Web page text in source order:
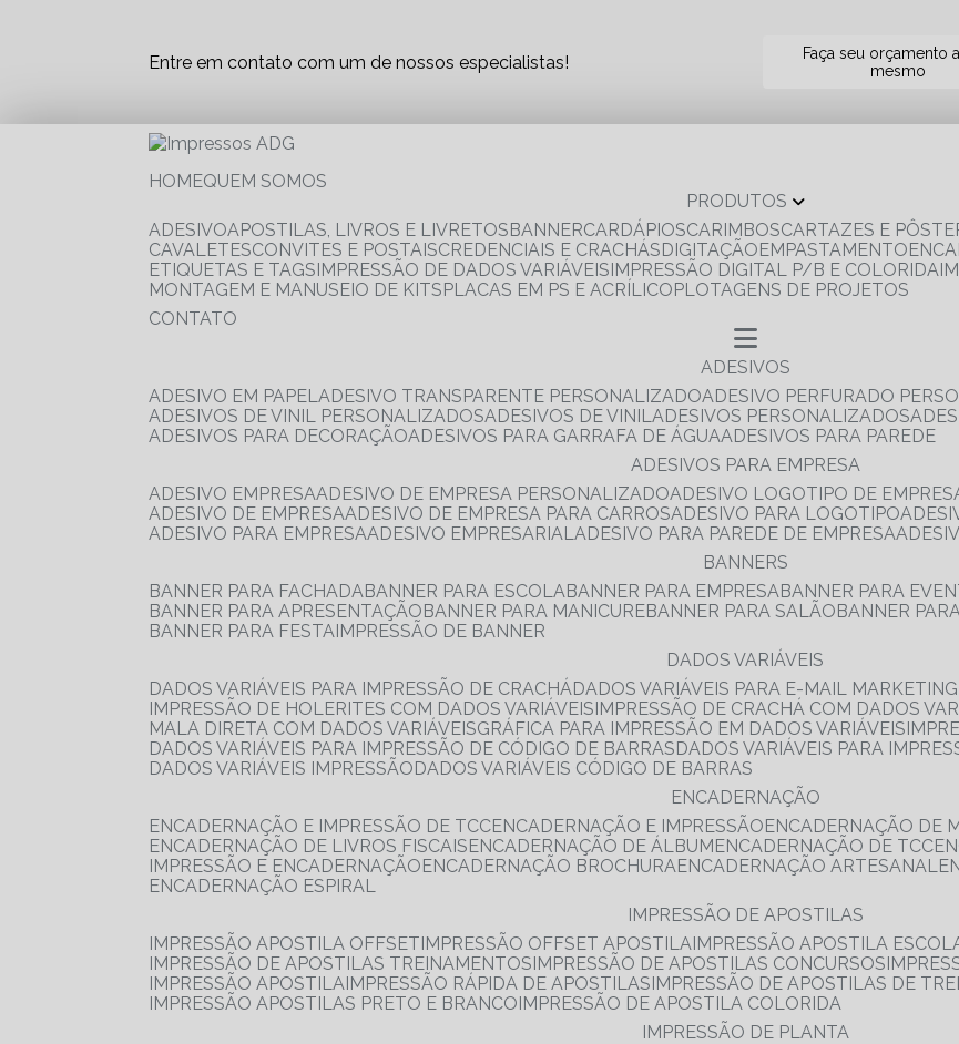
Entre em contato com um de nossos especialistas!
Faça seu orçamento
mesmo
HOME
QUEM SOMOS
PRODUTOS
ADESIVO
APOSTILAS, LIVROS E LIVRETOS BANNER CARDÁPIOS CARIMBOS CARTAZES E
CAVALETES
CONVITES E POSTAIS CREDENCIAIS E CRACHÁS DIGITAÇÃO EMPASTAMENTO
ETIQUETAS E TAGS IMPRESSÃO DE DADOS VARIÁVEIS IMPRESSÃO DIGITAL P/B E COLORIDA
MONTAGEM E MANUSEIO DE KITS
PLACAS EM PS E ACRÍLICO
PLOTAGENS DE PROJETOS
CONTATO
ADESIVOS
ADESIVO EM PAPEL
ADESIVO TRANSPARENTE PERSONALIZADO ADESIVO PERFURADO
ADESIVOS DE VINIL PERSONALIZADOS
ADESIVOS DE VINIL ADESIVOS PERSONALIZADOS
ADESIVOS PARA DECORAÇÃO
ADESIVOS PARA GARRAFA DE ÁGUA
ADESIVOS PARA PAREDE
ADESIVOS PARA EMPRESA
ADESIVO EMPRESA
ADESIVO DE EMPRESA PERSONALIZADO ADESIVO LOGOTIPO DE
ADESIVO DE EMPRESA
ADESIVO DE EMPRESA PARA CARROS ADESIVO PARA LOGOTIPO
ADESIVO PARA EMPRESA
ADESIVO EMPRESARIAL ADESIVO PARA PAREDE DE EMPRESA
BANNERS
BANNER PARA FACHADA
BANNER PARA ESCOLA BANNER PARA EMPRESA BANNER PARA
BANNER PARA APRESENTAÇÃO
BANNER PARA MANICURE BANNER PARA SALÃO BANNER
BANNER PARA FESTA IMPRESSÃO DE BANNER
DADOS VARIÁVEIS
DADOS VARIÁVEIS PARA IMPRESSÃO DE CRACHÁ
DADOS VARIÁVEIS PARA E-MAIL MARKETING
IMPRESSÃO DE HOLERITES COM DADOS VARIÁVEIS IMPRESSÃO DE CRACHÁ COM DADOS
MALA DIRETA COM DADOS VARIÁVEIS
GRÁFICA PARA IMPRESSÃO EM DADOS VARIÁVEIS
DADOS VARIÁVEIS PARA IMPRESSÃO DE CÓDIGO DE BARRAS
DADOS VARIÁVEIS PARA
DADOS VARIÁVEIS IMPRESSÃO
DADOS VARIÁVEIS CÓDIGO DE BARRAS
ENCADERNAÇÃO
ENCADERNAÇÃO E IMPRESSÃO DE TCC
ENCADERNAÇÃO E IMPRESSÃO
ENCADERNAÇÃO DE
ENCADERNAÇÃO DE LIVROS FISCAIS
ENCADERNAÇÃO DE ÁLBUM ENCADERNAÇÃO DE TCC
IMPRESSÃO E ENCADERNAÇÃO
ENCADERNAÇÃO BROCHURA ENCADERNAÇÃO ARTESANAL
ENCADERNAÇÃO ESPIRAL
IMPRESSÃO DE APOSTILAS
IMPRESSÃO APOSTILA OFFSET IMPRESSÃO OFFSET APOSTILA IMPRESSÃO APOSTILA
IMPRESSÃO DE APOSTILAS TREINAMENTOS IMPRESSÃO DE APOSTILAS CONCURSOS
IMPRESSÃO APOSTILA IMPRESSÃO RÁPIDA DE APOSTILAS IMPRESSÃO DE APOSTILAS DE
IMPRESSÃO APOSTILAS PRETO E BRANCO IMPRESSÃO DE APOSTILA COLORIDA
IMPRESSÃO DE PLANTA